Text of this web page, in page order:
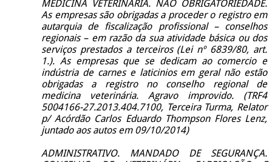
MEDICINA VETERINARIA. NÃO OBRIGATORIEDADE.
As empresas são obrigadas a proceder o registro em
autarquia de fiscalização profissional – conselhos
regionais – em razão da sua atividade básica ou dos
serviços prestados a terceiros (Lei nº 6839/80, art.
1.). As empresas que se dedicam ao comercio e
indústria de carnes e laticinios em geral não estão
obrigadas a registro no conselho regional de
medicina veterinária. Agravo improvido. (TRF4
5004166-27.2013.404.7100, Terceira Turma, Relator
p/ Acórdão Carlos Eduardo Thompson Flores Lenz,
juntado aos autos em 09/10/2014)
ADMINISTRATIVO. MANDADO DE SEGURANÇA.